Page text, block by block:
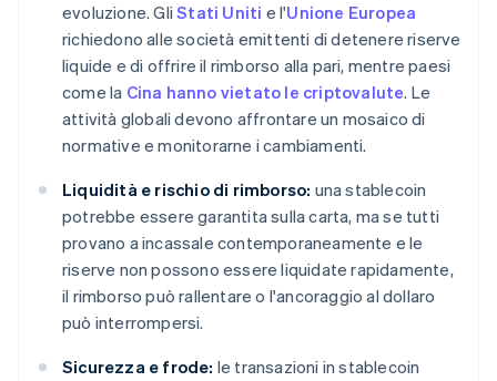
evoluzione. GliStati Uniti e l'Unione Europea
richiedono alle società emittenti di detenere riserve
liquide e di offrire il rimborso alla pari, mentre paesi
come la Cina hanno vietato le criptovalute. Le
attività globali devono affrontare un mosaico di
normative e monitorarne i cambiamenti.
Liquidità e rischio di rimborso: una stablecoin
potrebbe essere garantita sulla carta, ma se tutti
provano a incassale contemporaneamente e le
riserve non possono essere liquidate rapidamente,
il rimborso può rallentare o l'ancoraggio al dollaro
può interrompersi.
Sicurezza e frode: le transazioni in stablecoin